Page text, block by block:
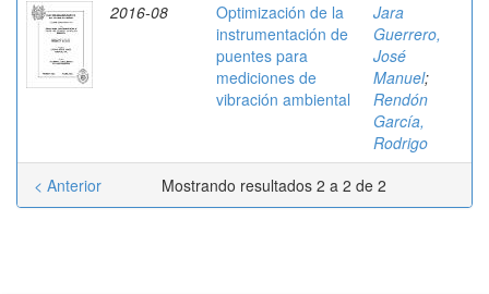
2016-08
Optimización de la
instrumentación de
puentes para
mediciones de
vibración ambiental
Jara
Guerrero,
José
Manuel;
Rendón
García,
Rodrigo
Mostrando resultados 2 a 2 de 2
< Anterior